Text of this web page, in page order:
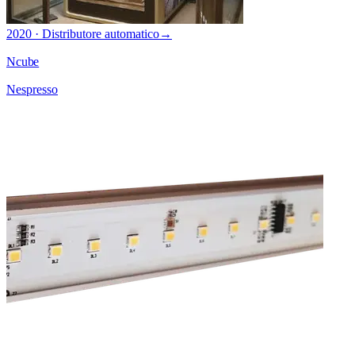
2020 · Distributore automatico→
Ncube
Nespresso